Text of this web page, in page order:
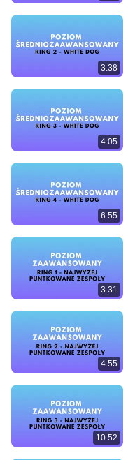
3:38
4:05
6:55
3:31
4:55
10:52